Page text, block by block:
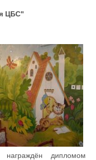
ЦБС"
дипломом